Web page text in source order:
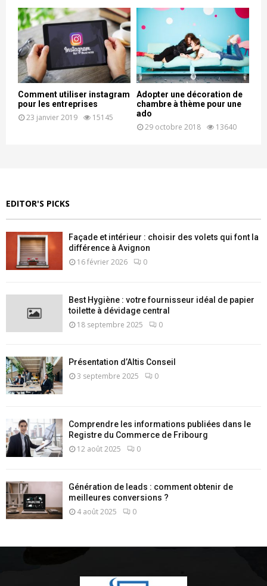
Comment utiliser instagram
pour les entreprises
23 janvier 2019 15145
Adopter une décoration de
chambre à thème pour une
ado
29 octobre 2018 13640
EDITOR'S PICKS
Façade et intérieur : choisir des volets qui font la
différence à Avignon
16 février 2026 0
Best Hygiène : votre fournisseur idéal de papier
toilette à dévidage central
18 septembre 2025 0
Présentation d’Altis Conseil
3 septembre 2025 0
Comprendre les informations publiées dans le
Registre du Commerce de Fribourg
12 août 2025 0
Génération de leads : comment obtenir de
meilleures conversions ?
4 août 2025 0